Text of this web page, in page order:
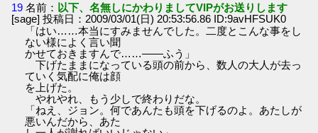
19 名前： 以下、名無しにかわりましてVIPがお送りします
[sage] 投稿日：2009/03/01(日) 20:53:56.86 ID:9avHFSUK0
「はい……本当にすみませんでした。二度とこんな事をし
ない様によく言い聞
かせておきますんで……――ふう」
下げたままになっている頭の前から、数人の大人が去っ
ていく気配に俺は顔
を上げた。
やれやれ、もう少しで終わりだな。
「ねえ、ジョン。何であんたも頭を下げるのよ。あたしが
悪いんだから、あた